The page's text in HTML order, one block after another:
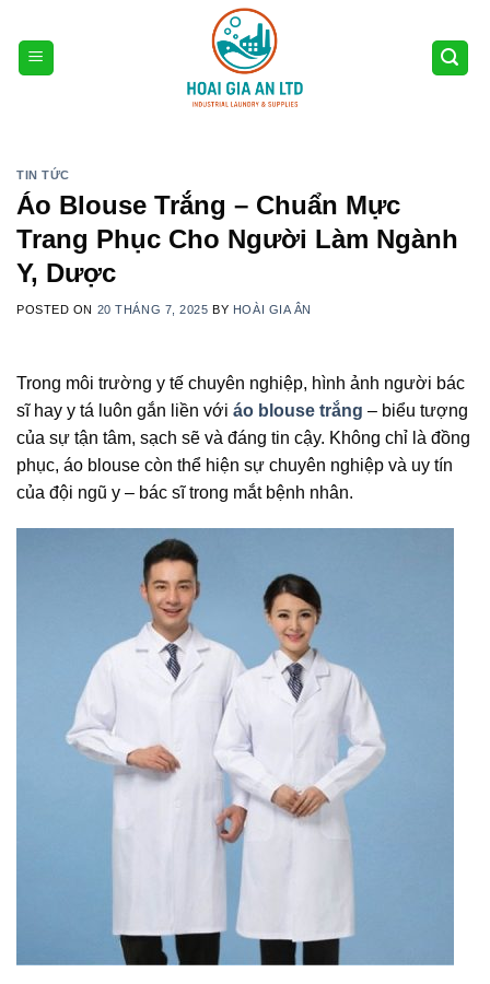
content
TIN TỨC
Áo Blouse Trắng – Chuẩn Mực
Trang Phục Cho Người Làm Ngành
Y, Dược
POSTED ON 20 THÁNG 7, 2025 BY HOÀI GIA ÂN
Trong môi trường y tế chuyên nghiệp, hình ảnh người bác
sĩ hay y tá luôn gắn liền với áo blouse trắng – biểu tượng
của sự tận tâm, sạch sẽ và đáng tin cậy. Không chỉ là đồng
phục, áo blouse còn thể hiện sự chuyên nghiệp và uy tín
của đội ngũ y – bác sĩ trong mắt bệnh nhân.